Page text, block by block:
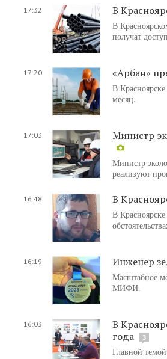
17:32 В
В
получат
17:20 «Арбан»
В
месяц.
17:03 Министр
Министр
реализуют
16:48 В
В
16:19 Инженер
Масштабное
МИФИ.
16:03
В
года
3
Главной